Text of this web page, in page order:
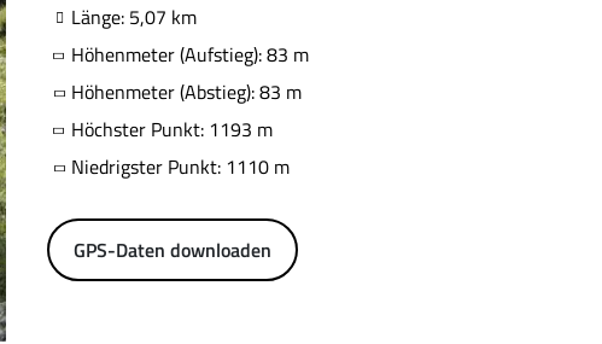
Länge: 5,07 km
Höhenmeter (Aufstieg): 83 m
Höhenmeter (Abstieg): 83 m
Höchster Punkt: 1193 m
Niedrigster Punkt: 1110 m
GPS-Daten downloaden